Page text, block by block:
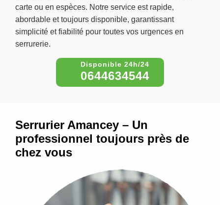
carte ou en espèces. Notre service est rapide,
abordable et toujours disponible, garantissant
simplicité et fiabilité pour toutes vos urgences en
serrurerie.
0644634544
Serrurier Amancey – Un
professionnel toujours près de
chez vous